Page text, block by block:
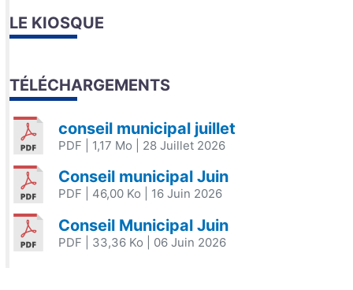
LE KIOSQUE
TÉLÉCHARGEMENTS
conseil municipal juillet
PDF | 1,17 Mo | 28 Juillet 2026
Conseil municipal Juin
PDF | 46,00 Ko | 16 Juin 2026
Conseil Municipal Juin
PDF | 33,36 Ko | 06 Juin 2026